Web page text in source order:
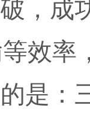
，成
效率
是：